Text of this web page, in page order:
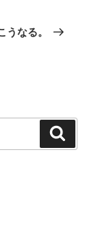
なる。